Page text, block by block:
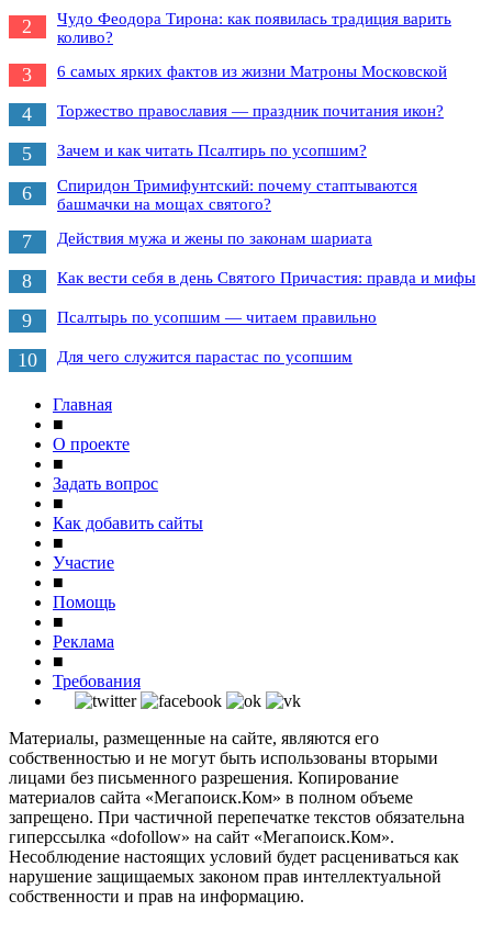
2
Чудо Феодора Тирона: как появилась традиция варить
коливо?
3 6 самых ярких фактов из жизни Матроны Московской
4 Торжество православия — праздник почитания икон?
5 Зачем и как читать Псалтирь по усопшим?
6
Спиридон Тримифунтский: почему стаптываются
башмачки на мощах святого?
7 Действия мужа и жены по законам шариата
8 Как вести себя в день Святого Причастия: правда и мифы
9 Псалтырь по усопшим — читаем правильно
10 Для чего служится парастас по усопшим
Главная
■
О проекте
■
Задать вопрос
■
Как добавить сайты
■
Участие
■
Помощь
■
Реклама
■
Требования
Материалы, размещенные на сайте, являются его
собственностью и не могут быть использованы вторыми
лицами без письменного разрешения. Копирование
материалов сайта «Мегапоиск.Ком» в полном объеме
запрещено. При частичной перепечатке текстов обязательна
гиперссылка «dofollow» на сайт «Мегапоиск.Ком».
Несоблюдение настоящих условий будет расцениваться как
нарушение защищаемых законом прав интеллектуальной
собственности и прав на информацию.